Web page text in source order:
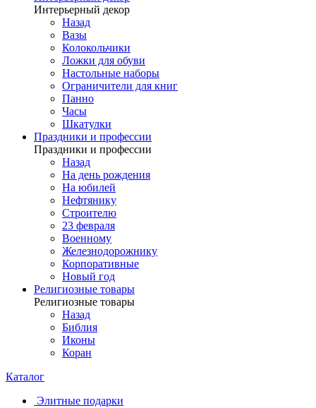
Интерьерный декор
Назад
Вазы
Колокольчики
Ложки для обуви
Настольные наборы
Ограничители для книг
Панно
Часы
Шкатулки
Праздники и профессии
Праздники и профессии
Назад
На день рождения
На юбилей
Нефтянику
Строителю
23 февраля
Военному
Железнодорожнику
Корпоративные
Новый год
Религиозные товары
Религиозные товары
Назад
Библия
Иконы
Коран
Каталог
Элитные подарки